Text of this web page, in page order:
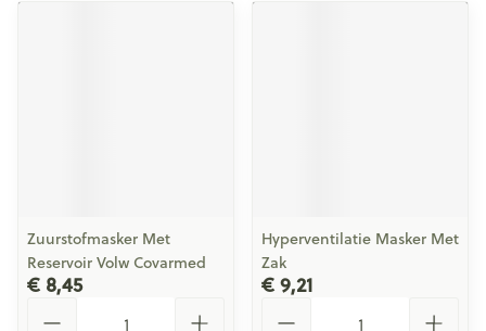
Zuurstofmasker Met
Reservoir Volw Covarmed
€ 8,45
Hyperventilatie Masker Met
Zak
€ 9,21